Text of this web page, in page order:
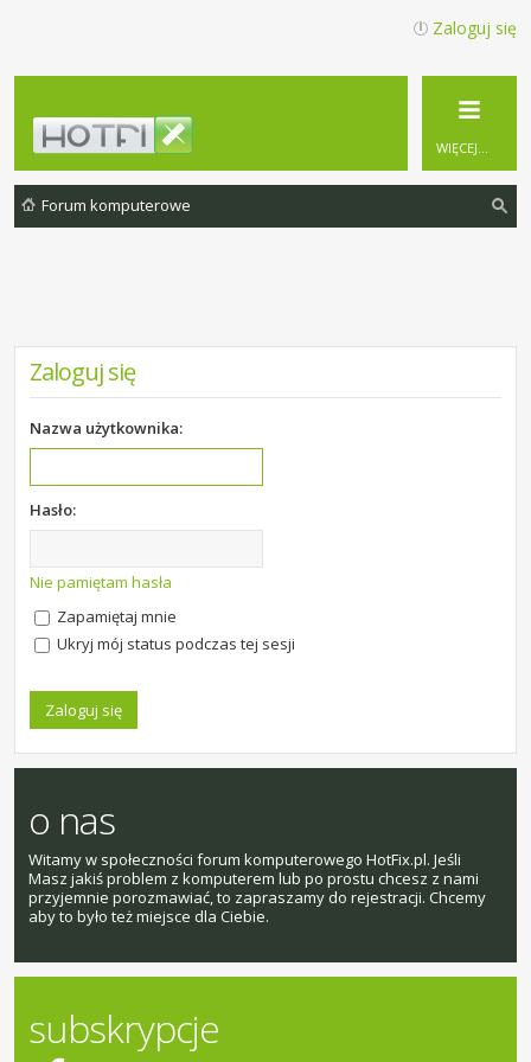
Zaloguj się
WIĘCEJ…
Forum komputerowe
Zaloguj się
Nazwa użytkownika:
Hasło:
Nie pamiętam hasła
Zapamiętaj mnie
Ukryj mój status podczas tej sesji
o nas
Witamy w społeczności forum komputerowego HotFix.pl. Jeśli
Masz jakiś problem z komputerem lub po prostu chcesz z nami
przyjemnie porozmawiać, to zapraszamy do rejestracji. Chcemy
aby to było też miejsce dla Ciebie.
subskrypcje